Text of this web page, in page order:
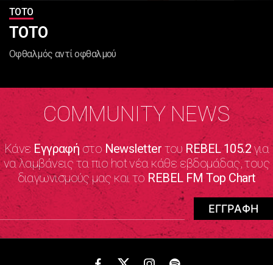
ΤΟΤΟ
ΤΟΤΟ
Οφθαλμός αντί οφθαλμού
COMMUNITY NEWS
Κάνε Εγγραφήστο NewsletterτουREBEL 105.2για
να λαμβάνεις τα πιο hot νέα κάθε εβδομάδας, τους
διαγωνισμούς μας και το REBEL FM Top Chart